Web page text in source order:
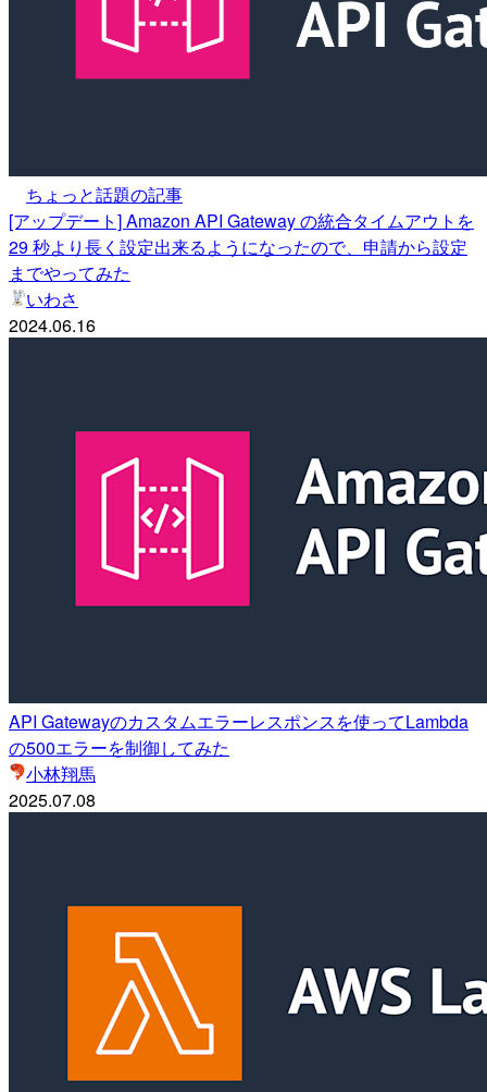
ちょっと話題の記事
[アップデート] Amazon API Gateway の統合タイムアウトを
29 秒より長く設定出来るようになったので、申請から設定
までやってみた
いわさ
2024.06.16
API Gatewayのカスタムエラーレスポンスを使ってLambda
の500エラーを制御してみた
小林翔馬
2025.07.08